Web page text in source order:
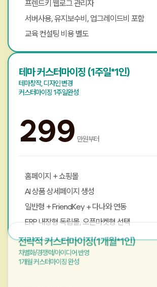
프렌드키 웹로그 관리자
서버사용, 유지보수비, 업그레이드비 포함
교육 컨설팅 비용 별도
테마 커스터마이징 (1주일*1인)
테마창작, 디자인 변경
커스터마이징 1주일완성
299 만원부터
홈페이지 + 쇼핑몰
AI 상품 상세페이지 생성
일반형 + FriendKey + 다나와 연동
ERP 내장형 독립몰, 오픈마켓형 선택
전략적 커스터마이징(1개월*1인)